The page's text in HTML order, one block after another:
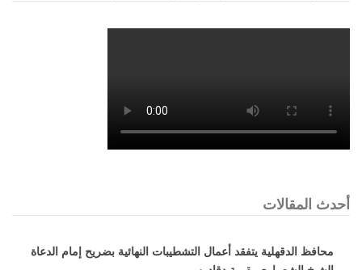
أحدث المقالات
محافظ الدقهلية يتفقد أعمال التشطيبات النهائية بضريح إمام الدعاة